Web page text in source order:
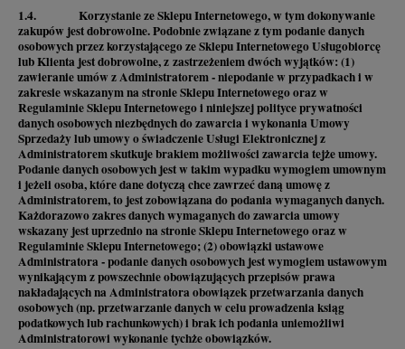
1.4. Korzystanie ze Sklepu Internetowego, w tym dokonywanie
zakupów jest dobrowolne. Podobnie związane z tym podanie danych
osobowych przez korzystającego ze Sklepu Internetowego Usługobiorcę
lub Klienta jest dobrowolne, z zastrzeżeniem dwóch wyjątków: (1)
zawieranie umów z Administratorem - niepodanie w przypadkach i w
zakresie wskazanym na stronie Sklepu Internetowego oraz w
Regulaminie Sklepu Internetowego i niniejszej polityce prywatności
danych osobowych niezbędnych do zawarcia i wykonania Umowy
Sprzedaży lub umowy o świadczenie Usługi Elektronicznej z
Administratorem skutkuje brakiem możliwości zawarcia tejże umowy.
Podanie danych osobowych jest w takim wypadku wymogiem umownym
i jeżeli osoba, które dane dotyczą chce zawrzeć daną umowę z
Administratorem, to jest zobowiązana do podania wymaganych danych.
Każdorazowo zakres danych wymaganych do zawarcia umowy
wskazany jest uprzednio na stronie Sklepu Internetowego oraz w
Regulaminie Sklepu Internetowego; (2) obowiązki ustawowe
Administratora - podanie danych osobowych jest wymogiem ustawowym
wynikającym z powszechnie obowiązujących przepisów prawa
nakładających na Administratora obowiązek przetwarzania danych
osobowych (np. przetwarzanie danych w celu prowadzenia ksiąg
podatkowych lub rachunkowych) i brak ich podania uniemożliwi
Administratorowi wykonanie tychże obowiązków.